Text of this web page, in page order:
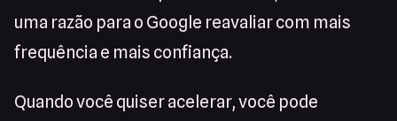
uma razão para o Google reavaliar com mais
frequência e mais confiança.
Quando você quiser acelerar, você pode